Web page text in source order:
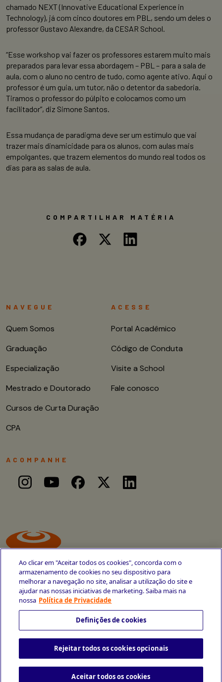
chamado NEXT (Innovative Educational Experience in
Technology), já com cinco doutores em PBL, sendo um deles o
professor Gustavo Alexandre, da CESAR School.
“Esse workshop vai fazer os professores estarem muito mais
preparados para levar essa abordagem – PBL – para a sala de
aula, com o aluno no centro de tudo, como agente ativo. Aqui o
professor é um guia, um tutor, não o detentor da sabedoria.
Tiramos o professor do púlpito e colocamos como um
facilitador”, diz Simone Santos.
Essa mudança de paradigma deve ser um estímulo que vai
trazer mais dinamicidade para os alunos, com aulas mais
empolgantes, que trazem elementos do mundo real todos os
dias para as salas de aula.
COMPARTILHAR MATÉRIA
Avenida Cais do Apolo, 77
+55 81 3419-6700
Política de Privacidade Portal da Privacidade
NAVEGUE
Quem Somos
Graduação
Especialização
Mestrado e Doutorado
Cursos de Curta Duração
CPA
ACESSE
Portal Acadêmico
Código de Conduta
Visite a School
Fale conosco
ACOMPANHE
Ao clicar em "Aceitar todos os cookies", concorda com o
armazenamento de cookies no seu dispositivo para
melhorar a navegação no site, analisar a utilização do site e
ajudar nas nossas iniciativas de marketing. Saiba mais na
nossa Política de Privacidade
Definições de cookies
Rejeitar todos os cookies opcionais
Aceitar todos os cookies